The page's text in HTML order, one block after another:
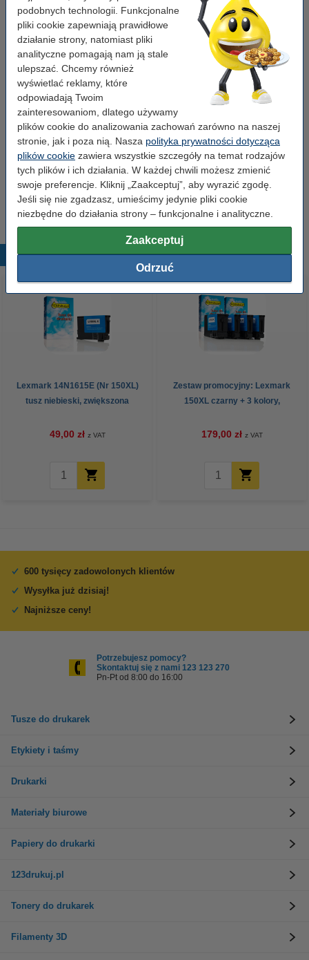
podobnych technologii. Funkcjonalne
pliki cookie zapewniają prawidłowe
działanie strony, natomiast pliki
analityczne pomagają nam ją stale
ulepszać. Chcemy również
wyświetlać reklamy, które
odpowiadają Twoim
zainteresowaniom, dlatego używamy
plików cookie do analizowania zachowań zarówno na naszej
stronie, jak i poza nią. Nasza polityka prywatności dotycząca
plików cookie zawiera wszystkie szczegóły na temat rodzajów
tych plików i ich działania. W każdej chwili możesz zmienić
swoje preferencje. Kliknij „Zaakceptuj”, aby wyrazić zgodę.
Jeśli się nie zgadzasz, umieścimy jedynie pliki cookie
niezbędne do działania strony – funkcjonalne i analityczne.
Zaakceptuj
Odrzuć
Lexmark 14N1615E (Nr 150XL) tusz niebieski,
zwiększona pojemność, wersja 123drukuj
49,00 zł
Zamów czerwony
Lexmark 14N1616E (Nr 150XL) tusz czerwony,
zwiększona pojemność, wersja 123drukuj
49,00 zł
Zamów żółty
Lexmark 14N1618E (Nr 150XL) tusz żółty,
zwiększona pojemność, wersja 123drukuj
49,00 zł
Popularne produkty
Lexmark 14N1615E (Nr 150XL)
tusz niebieski, zwiększona
49,00 zł z VAT
Zestaw promocyjny: Lexmark
150XL czarny + 3 kolory,
123drukuj
179,00 zł z VAT
600 tysięcy zadowolonych klientów
Wysyłka już dzisiaj!
Najniższe ceny!
Potrzebujesz pomocy?
Skontaktuj się z nami 123 123 270
Pn-Pt od 8:00 do 16:00
Tusze do drukarek
Etykiety i taśmy
Drukarki
Materiały biurowe
Papiery do drukarki
123drukuj.pl
Tonery do drukarek
Filamenty 3D